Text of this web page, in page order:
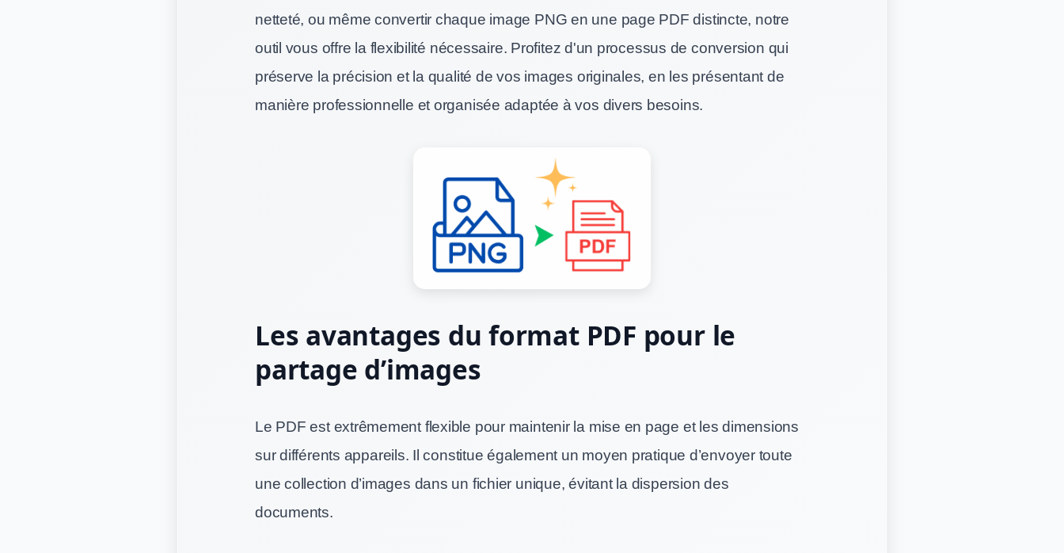
netteté, ou même convertir chaque image PNG en une page PDF distincte, notre
outil vous offre la flexibilité nécessaire. Profitez d'un processus de conversion qui
préserve la précision et la qualité de vos images originales, en les présentant de
manière professionnelle et organisée adaptée à vos divers besoins.
Les avantages du format PDF pour le
partage d’images
Le PDF est extrêmement flexible pour maintenir la mise en page et les dimensions
sur différents appareils. Il constitue également un moyen pratique d’envoyer toute
une collection d’images dans un fichier unique, évitant la dispersion des
documents.